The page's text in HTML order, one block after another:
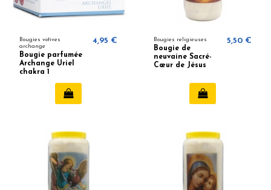
Bougies votives
archange
Bougie parfumée
Archange Uriel
chakra 1
4,95 € Bougies religieuses
Bougie de
neuvaine Sacré-
Cœur de Jésus
5,50 €